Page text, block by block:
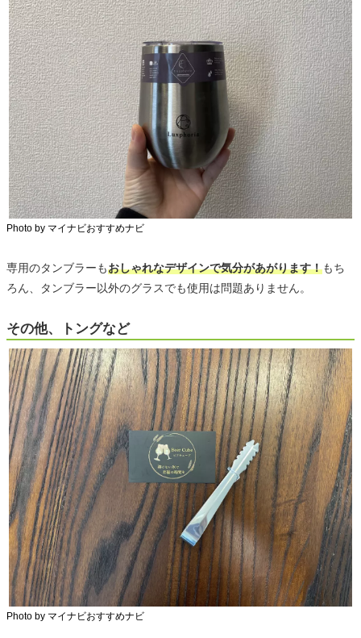
Photo by マイナビおすすめナビ
専用のタンブラーもおしゃれなデザインで気分があがります！もち
ろん、タンブラー以外のグラスでも使用は問題ありません。
その他、トングなど
Photo by マイナビおすすめナビ